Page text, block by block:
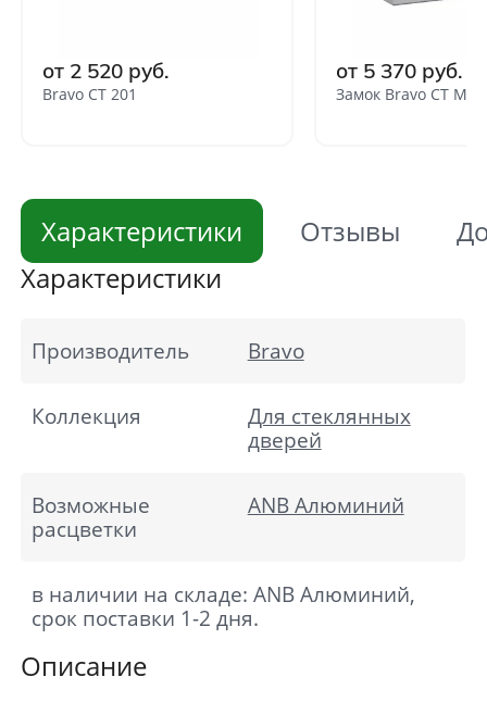
от 2 520 руб.
Bravo СТ 201
от 5 370 руб.
Замок Bravo СТ MP-
Характеристики Отзывы
Характеристики
Производитель Bravo
Коллекция
Для стеклянных
дверей
Возможные
расцветки
ANB Алюминий
в наличии на складе: ANB Алюминий,
срок поставки 1-2 дня.
Описание